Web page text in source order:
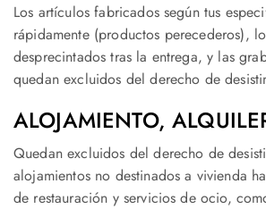
Los artículos fabricados según tus
rápidamente (productos perecederos),
desprecintados tras la entrega, y las
quedan excluidos del derecho de
ALOJAMIENTO,
Quedan excluidos del derecho de
alojamientos no destinados a vivienda
de restauración y servicios de ocio,